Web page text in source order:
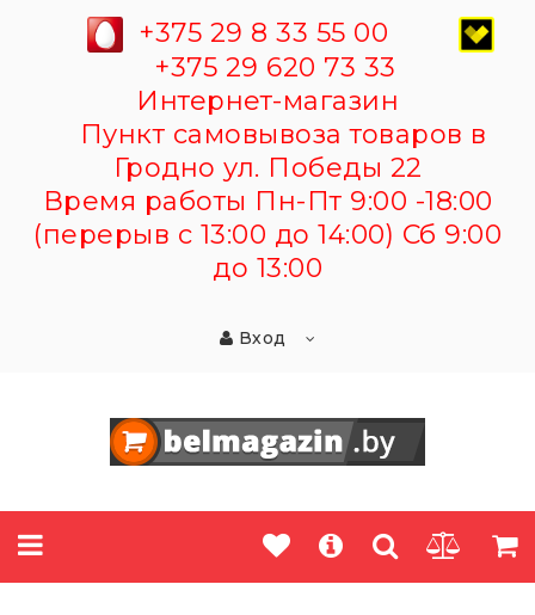
+375 29 8 33 55 00
+375 29 620 73 33
Интернет-магазин
Пункт самовывоза товаров в
Гродно ул. Победы 22
Время работы Пн-Пт 9:00 -18:00
(перерыв с 13:00 до 14:00) Сб 9:00
до 13:00
Вход